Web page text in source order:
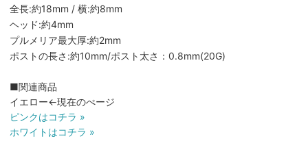
全長:約18mm / 横:約8mm
ヘッド:約4mm
プルメリア最大厚:約2mm
ポストの長さ:約10mm/ポスト太さ：0.8mm(20G)
■関連商品
イエロー←現在のぺージ
ピンクはコチラ »
ホワイトはコチラ »